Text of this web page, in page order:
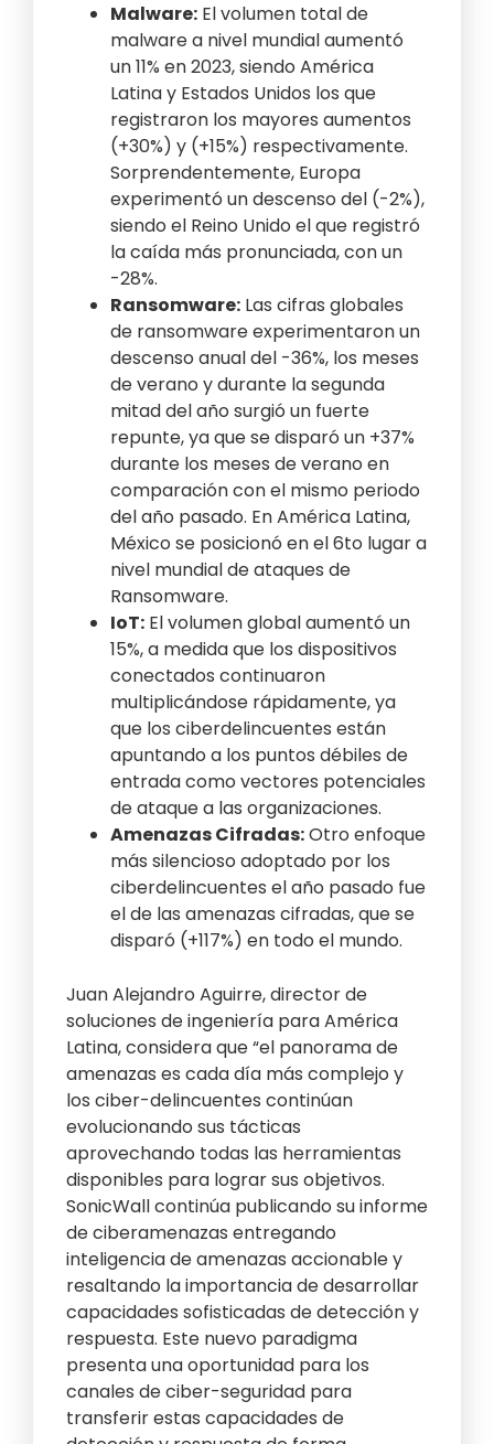
Malware: El volumen total de
malware a nivel mundial aumentó
un 11% en 2023, siendo América
Latina y Estados Unidos los que
registraron los mayores aumentos
(+30%) y (+15%) respectivamente.
Sorprendentemente, Europa
experimentó un descenso del (-2%),
siendo el Reino Unido el que registró
la caída más pronunciada, con un
-28%.
Ransomware: Las cifras globales
de ransomware experimentaron un
descenso anual del -36%, los meses
de verano y durante la segunda
mitad del año surgió un fuerte
repunte, ya que se disparó un +37%
durante los meses de verano en
comparación con el mismo periodo
del año pasado. En América Latina,
México se posicionó en el 6to lugar a
nivel mundial de ataques de
Ransomware.
IoT: El volumen global aumentó un
15%, a medida que los dispositivos
conectados continuaron
multiplicándose rápidamente, ya
que los ciberdelincuentes están
apuntando a los puntos débiles de
entrada como vectores potenciales
de ataque a las organizaciones.
Amenazas Cifradas:Otro enfoque
más silencioso adoptado por los
ciberdelincuentes el año pasado fue
el de las amenazas cifradas, que se
disparó (+117%) en todo el mundo.
Juan Alejandro Aguirre, director de
soluciones de ingeniería para América
Latina, considera que “el panorama de
amenazas es cada día más complejo y
los ciber-delincuentes continúan
evolucionando sus tácticas
aprovechando todas las herramientas
disponibles para lograr sus objetivos.
SonicWall continúa publicando su informe
de ciberamenazas entregando
inteligencia de amenazas accionable y
resaltando la importancia de desarrollar
capacidades sofisticadas de detección y
respuesta. Este nuevo paradigma
presenta una oportunidad para los
canales de ciber-seguridad para
transferir estas capacidades de